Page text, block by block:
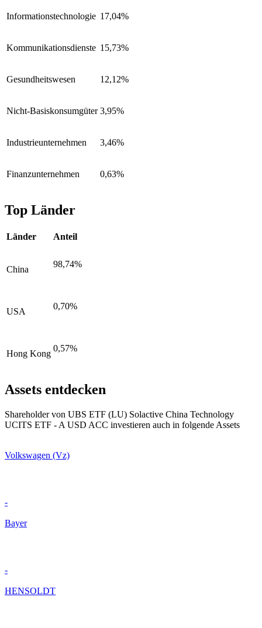
Informationstechnologie 17,04%
Kommunikationsdienste 15,73%
Gesundheitswesen 12,12%
Nicht-Basiskonsumgüter 3,95%
Industrieunternehmen 3,46%
Finanzunternehmen 0,63%
Top Länder
Länder Anteil
China
98,74%
USA
0,70%
Hong Kong
0,57%
Assets entdecken
Shareholder von UBS ETF (LU) Solactive China Technology
UCITS ETF - A USD ACC investieren auch in folgende Assets
Volkswagen (Vz)
-
Bayer
-
HENSOLDT